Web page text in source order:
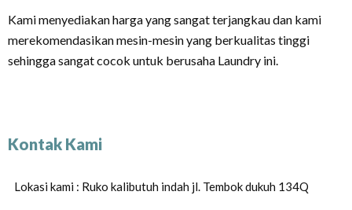
Kami menyediakan harga yang sangat terjangkau dan kami
merekomendasikan mesin-mesin yang berkualitas tinggi
sehingga sangat cocok untuk berusaha Laundry ini.
Kontak Kami
Lokasi kami : Ruko kalibutuh indah jl. Tembok dukuh 134Q